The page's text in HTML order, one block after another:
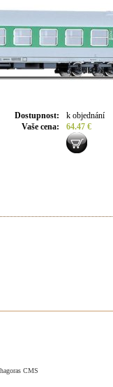
Dostupnost:
k objednání
Vaše cena: 64.47 €
CMS